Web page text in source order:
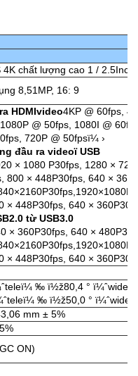
4K chất lượng cao 1 / 2.5Inch
8,51MP, 16: 9
HDMIvideo4KP @ 60fps,
@ 50fps, 1080I @
720P @ 50fpsï¼ ›
đầu ra videoï USB
× 1080 P30fps, 1280 ×
800 × 448P30fps, 640 ×
× 448P30fps, 640 ×
từ USB3.0
× 360P30fps, 640 ×
× 448P30fps, 640 ×
‰ ï½ž80,4 °
‰ ï½ž50,0 °
mm ± 5%
ON)